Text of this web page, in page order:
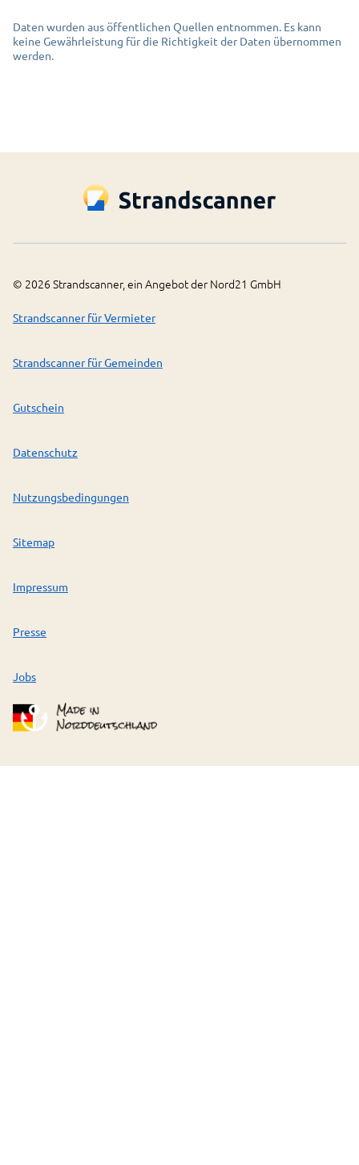
Daten wurden aus öffentlichen Quellen entnommen. Es kann
keine Gewährleistung für die Richtigkeit der Daten übernommen
werden.
© 2026 Strandscanner, ein Angebot der Nord21 GmbH
Strandscanner für Vermieter
Strandscanner für Gemeinden
Gutschein
Datenschutz
Nutzungsbedingungen
Sitemap
Impressum
Presse
Jobs